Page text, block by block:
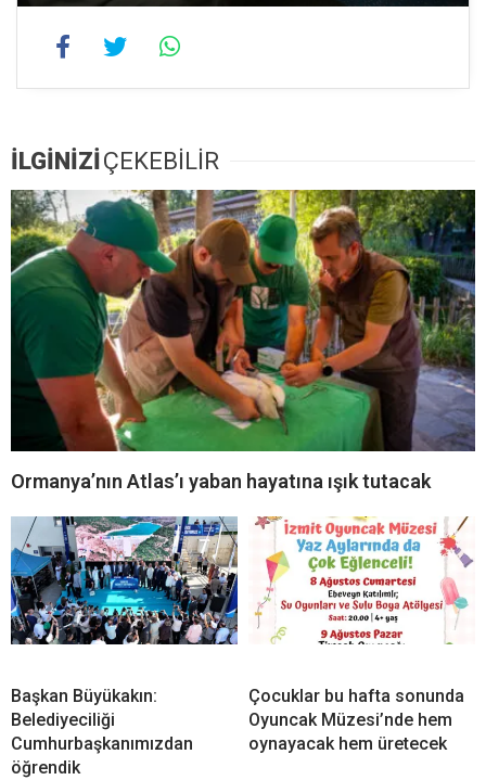
İLGİNİZİ ÇEKEBİLİR
Ormanya’nın Atlas’ı yaban hayatına ışık tutacak
Başkan Büyükakın:
Belediyeciliği
Cumhurbaşkanımızdan
öğrendik
Çocuklar bu hafta sonunda
Oyuncak Müzesi’nde hem
oynayacak hem üretecek